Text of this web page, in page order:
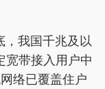
，我国千兆及以
宽带接入用户中
络已覆盖住户